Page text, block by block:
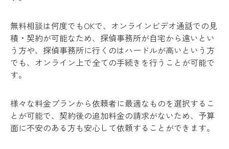
無料相談は何度でもOKで、オンラインビデオ通話での見
積・契約が可能なため、探偵事務所が自宅から遠いとい
う方や、探偵事務所に行くのはハードルが高いという方
でも、オンライン上で全ての手続きを行うことが可能で
す。
様々な料金プランから依頼者に最適なものを選択するこ
とが可能で、契約後の追加料金の請求がないため、予算
面に不安のある方も安心して依頼することができます。